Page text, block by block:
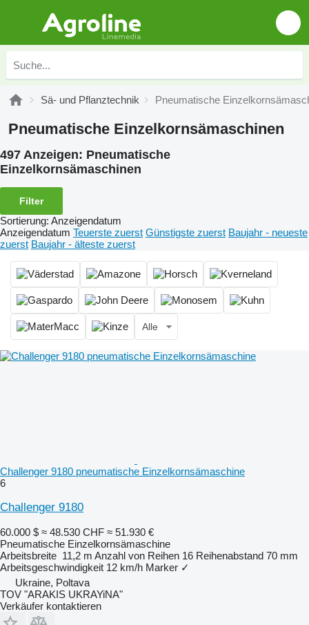
Sä- und Pflanztechnik Pneumatische
Pneumatische Einzelkornsämaschinen
497 Anzeigen: Pneumatische
Einzelkornsämaschinen
Filter
Sortierung: Anzeigendatum
Anzeigendatum Teuerste zuerst Günstigste zuerst Baujahr - neueste
zuerst Baujahr - älteste zuerst
Alle
Challenger 9180 pneumatische Einzelkornsämaschine
6
Challenger 9180
60.000 $ ≈ 48.530 CHF ≈ 51.930 €
Pneumatische Einzelkornsämaschine
Arbeitsbreite 11,2 m Anzahl von Reihen 16 Reihenabstand 70 mm
Arbeitsgeschwindigkeit 12 km/h Marker ✓
Ukraine, Poltava
TOV "ARAKIS UKRAYiNA"
Verkäufer kontaktieren